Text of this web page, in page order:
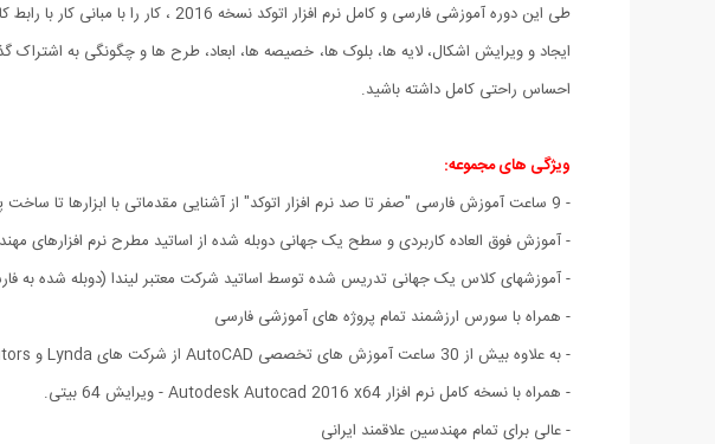
طی این دوره آموزشی فارسی و کامل نرم افزار اتوکد نسخه 2016 ، کار را با مبانی کار با رابط کاربری اتوکد آغاز کرده و قدم به قدم هنگام طراحی دقیق اجزاء در کنار شما خواهیم بود.
ایجاد و ویرایش اشکال، لایه ها، بلوک ها، خصیصه ها، ابعاد، طرح ها و چگونگی به اشتراک
احساس راحتی کامل داشته باشید.
ویژگی های مجموعه:
- 9 ساعت آموزش فارسی "صفر تا صد نرم افزار اتوکد" از آشنایی مقدماتی با ابزارها تا ساخت پروژه های حرفه ای
- آموزش فوق العاده کاربردی و سطح یک جهانی دوبله شده از اساتید مطرح نرم افزارهای
- آموزشهای کلاس یک جهانی تدریس شده توسط اساتید شرکت معتبر لیندا (دوبله شده به
- همراه با سورس ارزشمند تمام پروژه های آموزشی فارسی
- به علاوه بیش از 30 ساعت آموزش های تخصصی AutoCAD از شرکت های Lynda و Digital Tutors و InfiniteSkills به زبان انگلیسی ( 10 ساعت با زیر نویس انگلیسی )
- همراه با نسخه کامل نرم افزار Autodesk Autocad 2016 x64 - ویرایش 64 بیتی.
- عالی برای تمام مهندسین علاقمند ایرانی